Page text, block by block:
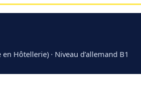
Hôtellerie) · Niveau d’allemand B1